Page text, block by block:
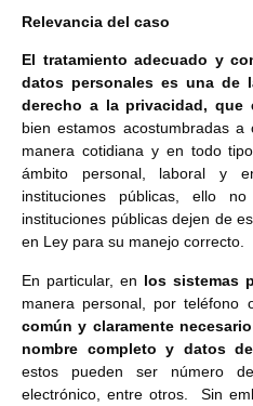
Relevancia del caso
El tratamiento adecuado y
datos personales es una de
derecho a la privacidad, que
bien estamos acostumbradas
manera cotidiana y en todo
ámbito personal, laboral y
instituciones públicas, ello
instituciones públicas dejen de
en Ley para su manejo correcto.
En particular, en los sistemas
manera personal, por teléfono
común y claramente
nombre completo y datos
estos pueden ser número
electrónico, entre otros. Sin